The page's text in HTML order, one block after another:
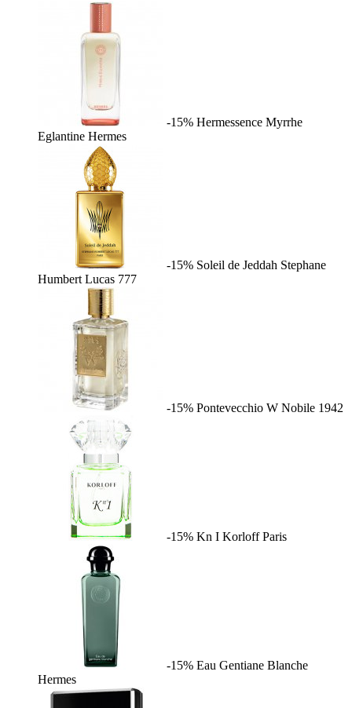
-15% Hermessence Myrrhe
Eglantine Hermes
-15% Soleil de Jeddah Stephane
Humbert Lucas 777
-15% Pontevecchio W Nobile 1942
-15% Kn I Korloff Paris
-15% Eau Gentiane Blanche
Hermes